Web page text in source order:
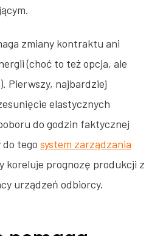
zmiany kontraktu ani
(choć to też opcja, ale
Pierwszy, najbardziej
elastycznych
do godzin faktycznej
do tego system zarządzania
koreluje prognozę produkcji z
urządzeń odbiorcy.